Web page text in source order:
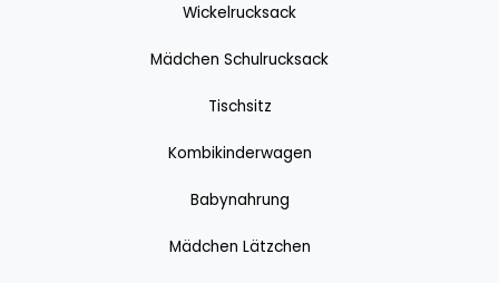
Wickelrucksack
Mädchen Schulrucksack
Tischsitz
Kombikinderwagen
Babynahrung
Mädchen Lätzchen